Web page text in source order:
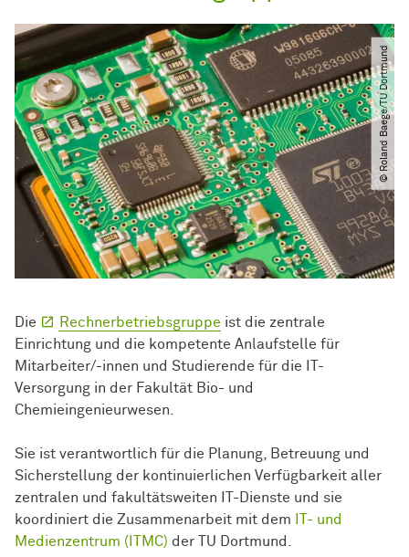
Die Rechnerbetriebsgruppe ist die zentrale
Einrichtung und die kompetente Anlaufstelle für
Mitarbeiter/-innen und Studierende für die IT-
Versorgung in der Fakultät Bio- und
Chemieingenieurwesen.
Sie ist verantwortlich für die Planung, Betreuung und
Sicherstellung der kontinuierlichen Verfügbarkeit aller
zentralen und fakultätsweiten IT-Dienste und sie
koordiniert die Zusammenarbeit mit dem
IT- und
Medienzentrum (ITMC) der TU Dortmund.
© Roland Baege​/​TU Dortmund